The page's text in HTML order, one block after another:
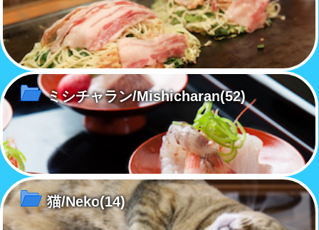
ミシチャラン/Mishicharan(52)
猫/Neko(14)